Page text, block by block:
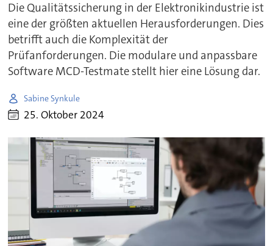
Die Qualitätssicherung in der Elektronikindustrie ist
eine der größten aktuellen Herausforderungen. Dies
betrifft auch die Komplexität der
Prüfanforderungen. Die modulare und anpassbare
Software MCD-Testmate stellt hier eine Lösung dar.
Sabine Synkule
25. Oktober 2024